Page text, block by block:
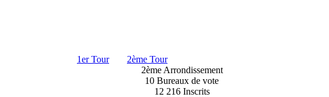
1er Tour
2ème Tour
2ème Arrondissement
10 Bureaux de vote
12 216 Inscrits